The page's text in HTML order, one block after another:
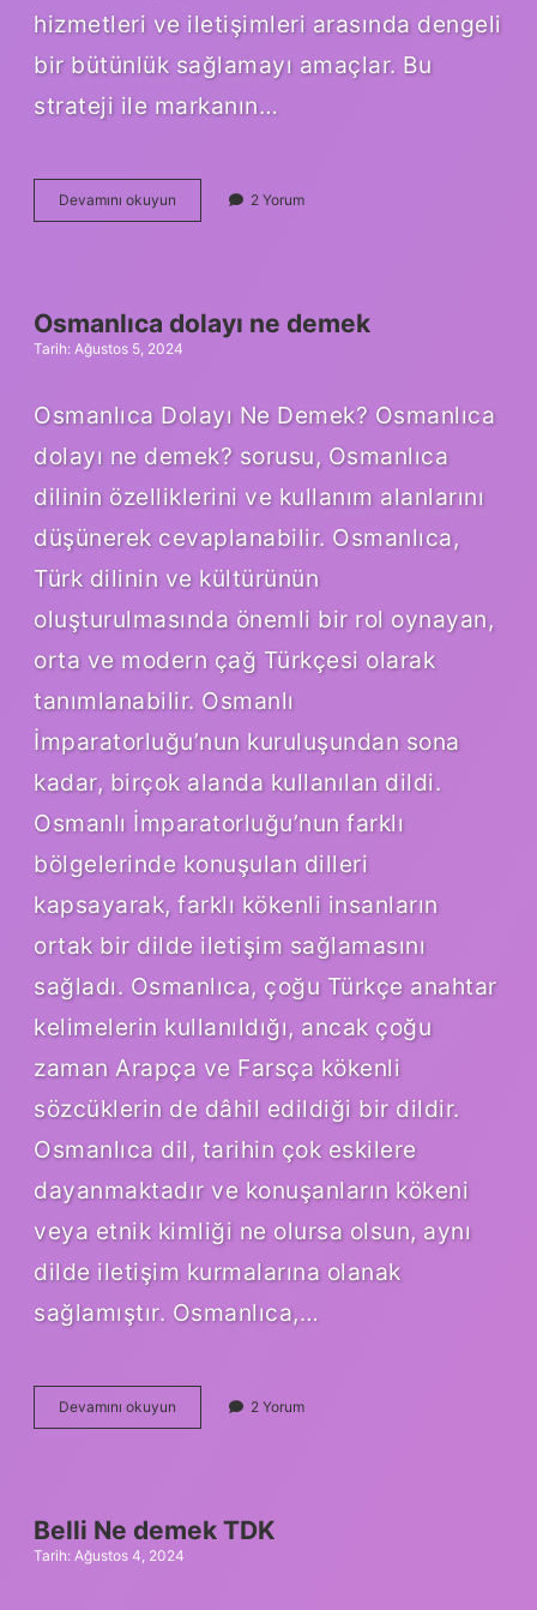
hizmetleri ve iletişimleri arasında dengeli
bir bütünlük sağlamayı amaçlar. Bu
strateji ile markanın…
Devamını okuyun
nedir
nasıl
oluşturulur
2 Yorum
Osmanlıca dolayı ne demek
Tarih: Ağustos 5, 2024
Osmanlıca Dolayı Ne Demek? Osmanlıca
dolayı ne demek? sorusu, Osmanlıca
dilinin özelliklerini ve kullanım alanlarını
düşünerek cevaplanabilir. Osmanlıca,
Türk dilinin ve kültürünün
oluşturulmasında önemli bir rol oynayan,
orta ve modern çağ Türkçesi olarak
tanımlanabilir. Osmanlı
İmparatorluğu’nun kuruluşundan sona
kadar, birçok alanda kullanılan dildi.
Osmanlı İmparatorluğu’nun farklı
bölgelerinde konuşulan dilleri
kapsayarak, farklı kökenli insanların
ortak bir dilde iletişim sağlamasını
sağladı. Osmanlıca, çoğu Türkçe anahtar
kelimelerin kullanıldığı, ancak çoğu
zaman Arapça ve Farsça kökenli
sözcüklerin de dâhil edildiği bir dildir.
Osmanlıca dil, tarihin çok eskilere
dayanmaktadır ve konuşanların kökeni
veya etnik kimliği ne olursa olsun, aynı
dilde iletişim kurmalarına olanak
sağlamıştır. Osmanlıca,…
Devamını okuyun Osmanlıca
dolayı
2 Yorum
Belli Ne demek TDK
Tarih: Ağustos 4, 2024